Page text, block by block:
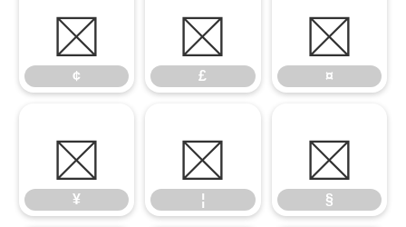
¢
¢
£
£
¤
¤
¥
¥
¦
¦
§
§